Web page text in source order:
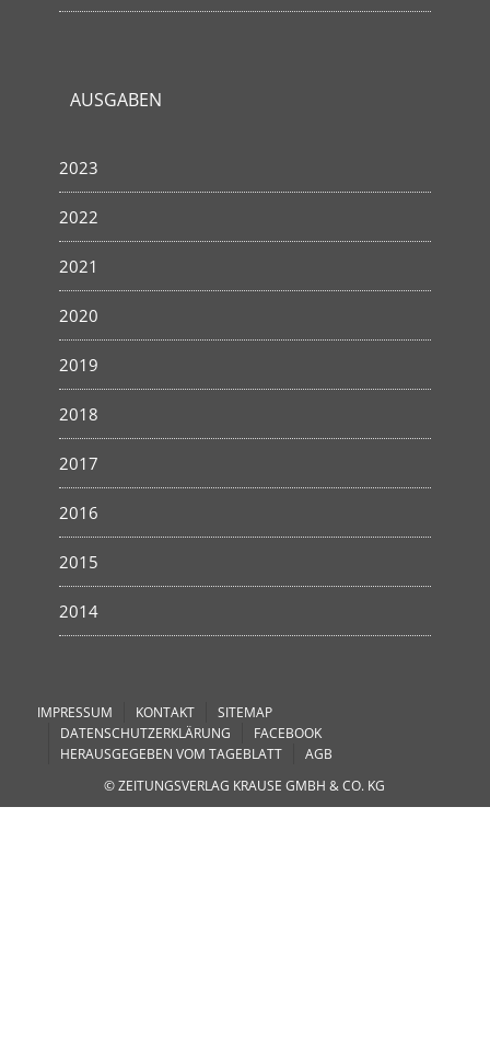
AUSGABEN
2023
2022
2021
2020
2019
2018
2017
2016
2015
2014
IMPRESSUM KONTAKT
SITEMAP
DATENSCHUTZERKLÄRUNG
FACEBOOK
HERAUSGEGEBEN VOM TAGEBLATT
AGB
© ZEITUNGSVERLAG KRAUSE GMBH & CO. KG